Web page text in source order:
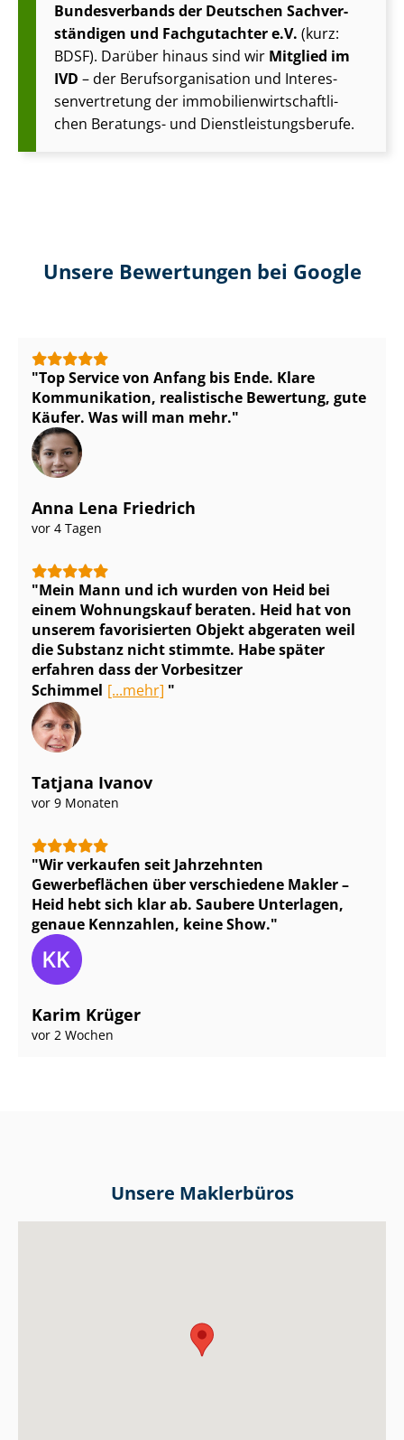
Bundesverbands der Deutschen Sach­ver­
stän­di­gen und Fachgutachter e.V. (kurz:
BDSF). Darüber hinaus sind wir Mitglied im
IVD – der Be­rufs­or­ga­ni­sa­ti­on und In­ter­es­
sen­ver­tre­tung der im­mo­bi­li­en­wirt­schaft­li­
chen Beratungs- und Dienst­leis­tungs­be­ru­fe.
Unsere Bewertungen bei Google
Top Service von Anfang bis Ende. Klare
Kommunikation, realistische Bewertung, gute
Käufer. Was will man mehr.
Anna Lena Friedrich
vor 4 Tagen
Mein Mann und ich wurden von Heid bei
einem Wohnungskauf beraten. Heid hat von
unserem favorisierten Objekt abgeraten weil
die Substanz nicht stimmte. Habe später
erfahren dass der Vorbesitzer
Schimmel [...mehr]
Tatjana Ivanov
vor 9 Monaten
Wir verkaufen seit Jahrzehnten
Gewerbeflächen über verschiedene Makler –
Heid hebt sich klar ab. Saubere Unterlagen,
genaue Kennzahlen, keine Show.
Karim Krüger
vor 2 Wochen
Unsere Maklerbüros